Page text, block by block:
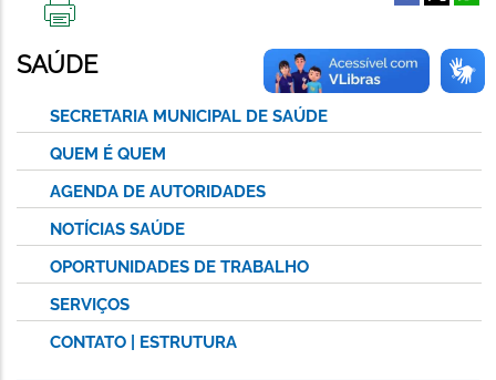
ESTA
PÁGINA
SAÚDE
SECRETARIA MUNICIPAL DE SAÚDE
QUEM É QUEM
AGENDA DE AUTORIDADES
NOTÍCIAS SAÚDE
OPORTUNIDADES DE TRABALHO
SERVIÇOS
CONTATO | ESTRUTURA